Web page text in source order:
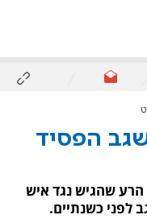
הפסיד
הרע שהגיש נגד איש
לפני כשנתיים.